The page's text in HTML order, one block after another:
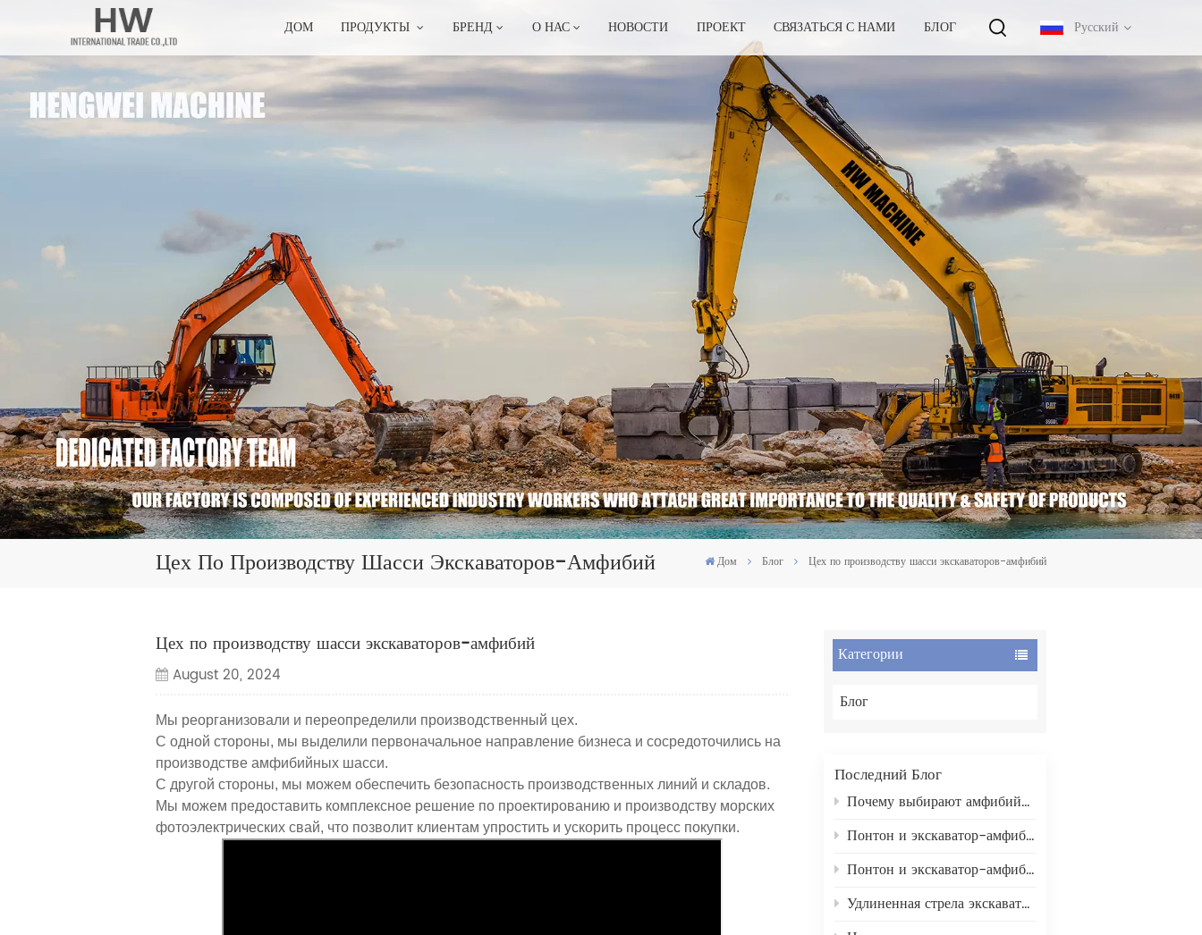
ДОМ ПРОДУКТЫ БРЕНД О НАС НОВОСТИ ПРОЕКТ СВЯЗАТЬСЯ С НАМИ БЛОГ Русский
français
русский
español
português
Цех По Производству Шасси Экскаваторов-Амфибий Дом Блог Цех по производству шасси экскаваторов-амфибий
Категории
Блог
Последний Блог
Почему выбирают амфибийный экскаватор?
Понтон и экскаватор-амфибия: повышение эффективности водного строительства
Понтон и экскаватор-амфибия: революция в строительных проектах на воде
Удлиненная стрела экскаватора: расширяем возможности в строительстве
Цех по производству шасси экскаваторов-амфибий
August 20, 2024
Мы реорганизовали и переопределили производственный цех.
С одной стороны, мы выделили первоначальное направление бизнеса и сосредоточились на
производстве амфибийных шасси.
С другой стороны, мы можем обеспечить безопасность производственных линий и складов.
Мы можем предоставить комплексное решение по проектированию и производству морских
фотоэлектрических свай, что позволит клиентам упростить и ускорить процесс покупки.